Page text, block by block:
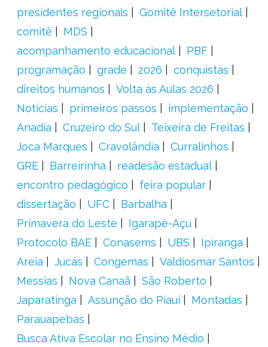
presidentes regionais
Gomitê Intersetorial
comitê
MDS
acompanhamento educacional
PBF
programação
grade 2026
conquistas
direitos humanos
Volta às Aulas 2026
Notícias
primeiros passos
implementação
Anadia
Cruzeiro do Sul
Teixeira de Freitas
Joca Marques
Cravolândia
Curralinhos
GRE
Barreirinha
readesão estadual
encontro pedagógico
feira popular
dissertação
UFC
Barbalha
Primavera do Leste
Igarapé-Açu
Protocolo BAE
Conasems UBS
Ipiranga
Areia
Jucás Congemas
Valdiosmar Santos
Messias
Nova Canaã
São Roberto
Japaratinga
Assunção do Piauí
Montadas
Parauapebas
Busca Ativa Escolar no Ensino Médio